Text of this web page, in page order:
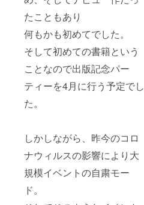
たこともあり
何もかも初めてでした。
そして初めての書籍という
ことなので出版記念パー
ティーを4月に行う予定でし
た。
しかしながら、昨今のコロ
ナウィルスの影響により大
規模イベントの自粛モー
ド。